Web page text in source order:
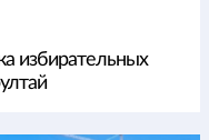
избирательных